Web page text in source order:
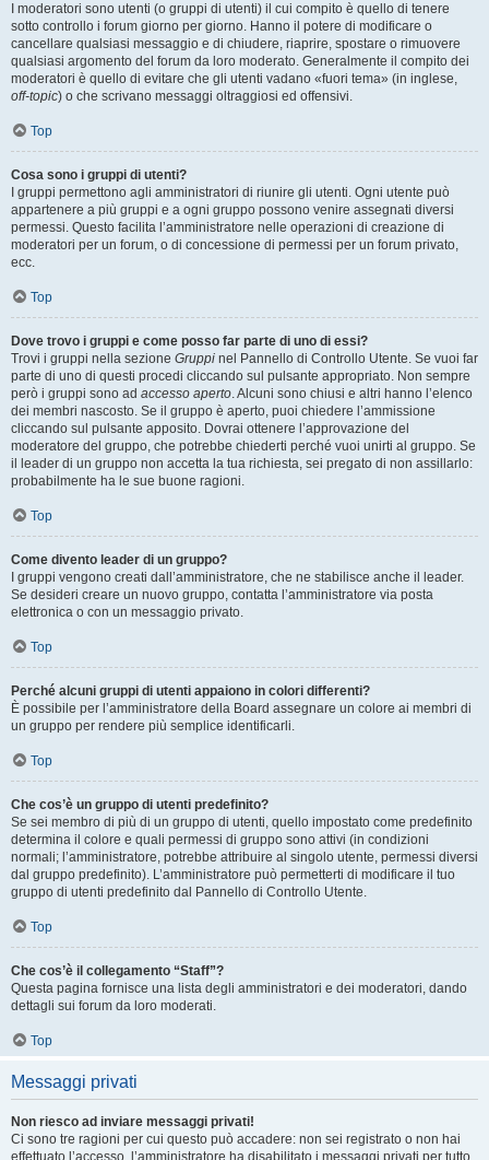
I moderatori sono utenti (o gruppi di utenti) il cui compito è quello di tenere
sotto controllo i forum giorno per giorno. Hanno il potere di modificare o
cancellare qualsiasi messaggio e di chiudere, riaprire, spostare o rimuovere
qualsiasi argomento del forum da loro moderato. Generalmente il compito dei
moderatori è quello di evitare che gli utenti vadano «fuori tema» (in inglese,
off-topic) o che scrivano messaggi oltraggiosi ed offensivi.
Top
Cosa sono i gruppi di utenti?
I gruppi permettono agli amministratori di riunire gli utenti. Ogni utente può
appartenere a più gruppi e a ogni gruppo possono venire assegnati diversi
permessi. Questo facilita l’amministratore nelle operazioni di creazione di
moderatori per un forum, o di concessione di permessi per un forum privato,
ecc.
Top
Dove trovo i gruppi e come posso far parte di uno di essi?
Trovi i gruppi nella sezione Gruppi nel Pannello di Controllo Utente. Se vuoi far
parte di uno di questi procedi cliccando sul pulsante appropriato. Non sempre
però i gruppi sono ad accesso aperto. Alcuni sono chiusi e altri hanno l’elenco
dei membri nascosto. Se il gruppo è aperto, puoi chiedere l’ammissione
cliccando sul pulsante apposito. Dovrai ottenere l’approvazione del
moderatore del gruppo, che potrebbe chiederti perché vuoi unirti al gruppo. Se
il leader di un gruppo non accetta la tua richiesta, sei pregato di non assillarlo:
probabilmente ha le sue buone ragioni.
Top
Come divento leader di un gruppo?
I gruppi vengono creati dall’amministratore, che ne stabilisce anche il leader.
Se desideri creare un nuovo gruppo, contatta l’amministratore via posta
elettronica o con un messaggio privato.
Top
Perché alcuni gruppi di utenti appaiono in colori differenti?
È possibile per l’amministratore della Board assegnare un colore ai membri di
un gruppo per rendere più semplice identificarli.
Top
Che cos’è un gruppo di utenti predefinito?
Se sei membro di più di un gruppo di utenti, quello impostato come predefinito
determina il colore e quali permessi di gruppo sono attivi (in condizioni
normali; l’amministratore, potrebbe attribuire al singolo utente, permessi diversi
dal gruppo predefinito). L’amministratore può permetterti di modificare il tuo
gruppo di utenti predefinito dal Pannello di Controllo Utente.
Top
Che cos’è il collegamento “Staff”?
Questa pagina fornisce una lista degli amministratori e dei moderatori, dando
dettagli sui forum da loro moderati.
Top
Messaggi privati
Non riesco ad inviare messaggi privati!
Ci sono tre ragioni per cui questo può accadere: non sei registrato o non hai
effettuato l’accesso, l’amministratore ha disabilitato i messaggi privati per tutto